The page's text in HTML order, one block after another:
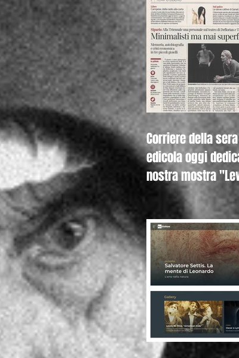
Corriere della
edicola oggi
nostra mostra
Americ